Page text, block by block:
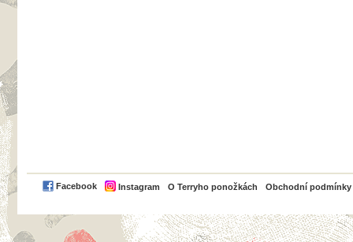
Facebook Instagram O Terryho ponožkách Obchodní podmínky
PayPal